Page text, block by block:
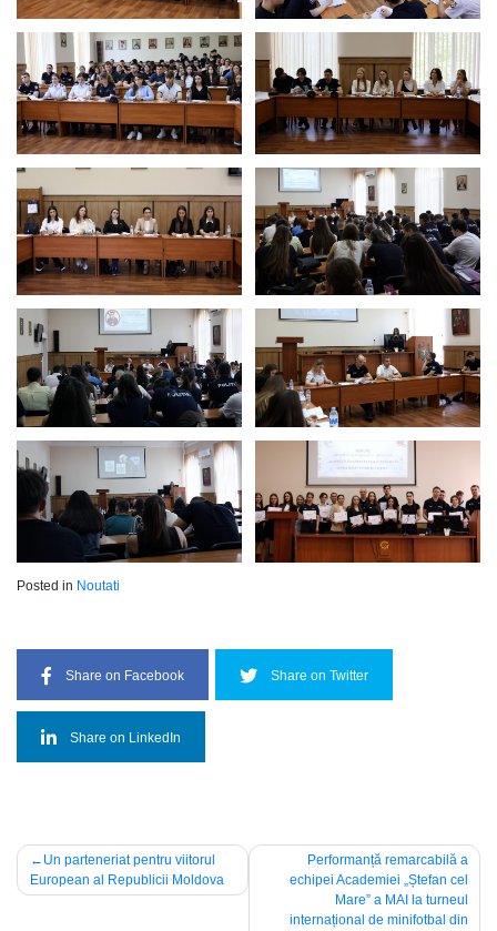
Posted in Noutati
Share on Facebook Share on Twitter
Share on LinkedIn
Navigare
în
Un parteneriat pentru viitorul
European al Republicii Moldova
Performanță remarcabilă a
echipei Academiei „Ștefan cel
Mare” a MAI la turneul
internațional de minifotbal din